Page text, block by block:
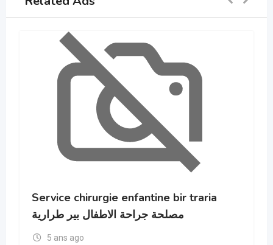
Hôpital de Ben Aknoun
Abdelkader